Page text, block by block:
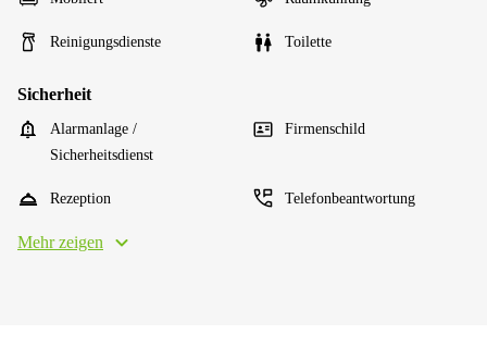
Reinigungsdienste Toilette
Sicherheit
Alarmanlage /
Sicherheitsdienst
Firmenschild
Rezeption Telefonbeantwortung
Mehr zeigen